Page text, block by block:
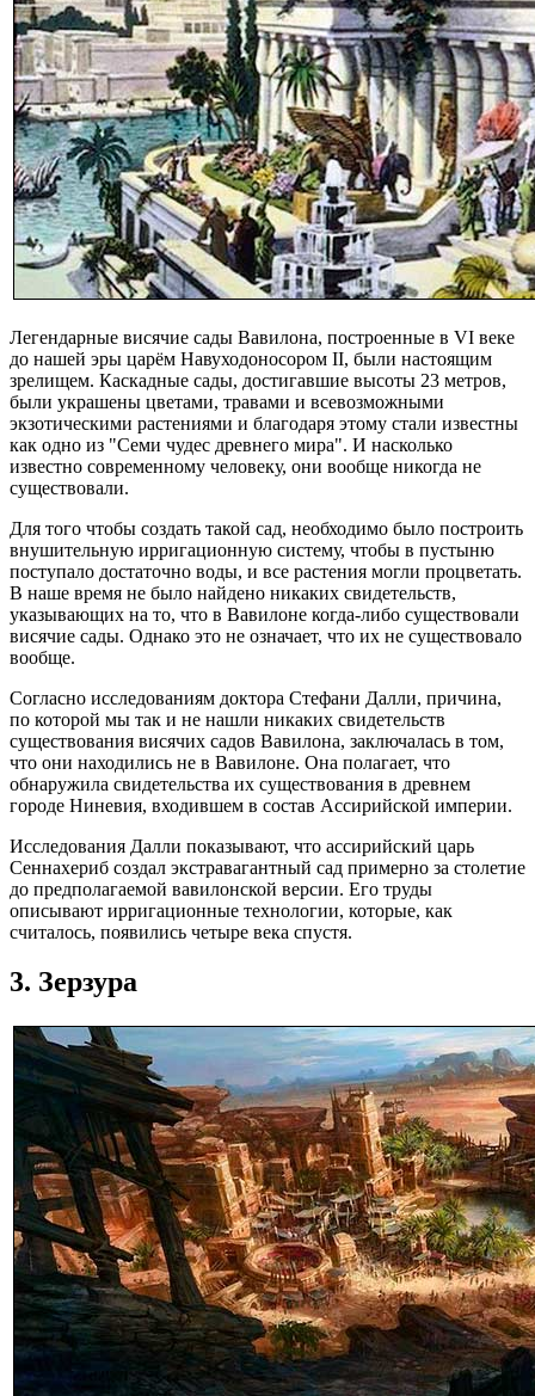
Легендарные висячие сады Вавилона, построенные в VI веке
до нашей эры царём Навуходоносором II, были настоящим
зрелищем. Каскадные сады, достигавшие высоты 23 метров,
были украшены цветами, травами и всевозможными
экзотическими растениями и благодаря этому стали известны
как одно из "Семи чудес древнего мира". И насколько
известно современному человеку, они вообще никогда не
существовали.
Для того чтобы создать такой сад, необходимо было построить
внушительную ирригационную систему, чтобы в пустыню
поступало достаточно воды, и все растения могли процветать.
В наше время не было найдено никаких свидетельств,
указывающих на то, что в Вавилоне когда-либо существовали
висячие сады. Однако это не означает, что их не существовало
вообще.
Согласно исследованиям доктора Стефани Далли, причина,
по которой мы так и не нашли никаких свидетельств
существования висячих садов Вавилона, заключалась в том,
что они находились не в Вавилоне. Она полагает, что
обнаружила свидетельства их существования в древнем
городе Ниневия, входившем в состав Ассирийской империи.
Исследования Далли показывают, что ассирийский царь
Сеннахериб создал экстравагантный сад примерно за столетие
до предполагаемой вавилонской версии. Его труды
описывают ирригационные технологии, которые, как
считалось, появились четыре века спустя.
3. Зерзура